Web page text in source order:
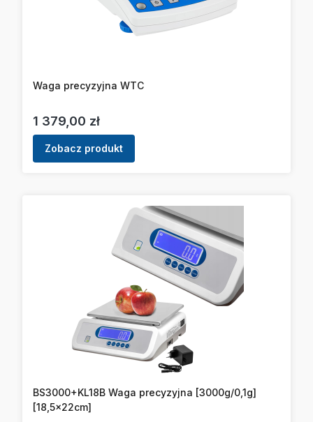
Waga precyzyjna WTC
Cena
1 379,00 zł
Zobacz produkt
BS3000+KL18B Waga precyzyjna [3000g/0,1g]
[18,5x22cm]